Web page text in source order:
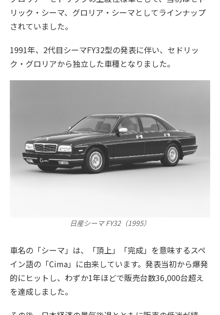
リック・シーマ、グロリア・シーマとしてラインナップ
されていました。
1991年、2代目シーマFY32型の発表に伴い、セドリッ
ク・グロリアから独立した車種となりました。
日産シーマ FY32（1995）
車名の「シーマ」は、「頂上」「完成」を意味するスペ
イン語の「Cima」に由来しています。発表当初から爆発
的にヒットし、わずか1年ほどで販売台数36,000台超え
を達成しました。